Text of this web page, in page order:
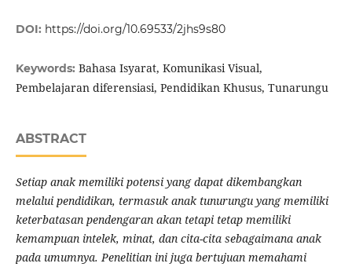
DOI: https://doi.org/10.69533/2jhs9s80
Keywords: Bahasa Isyarat, Komunikasi Visual,
Pembelajaran diferensiasi, Pendidikan Khusus, Tunarungu
ABSTRACT
Setiap anak memiliki potensi yang dapat dikembangkan
melalui pendidikan, termasuk anak tunurungu yang memiliki
keterbatasan pendengaran akan tetapi tetap memiliki
kemampuan intelek, minat, dan cita-cita sebagaimana anak
pada umumnya. Penelitian ini juga bertujuan memahami